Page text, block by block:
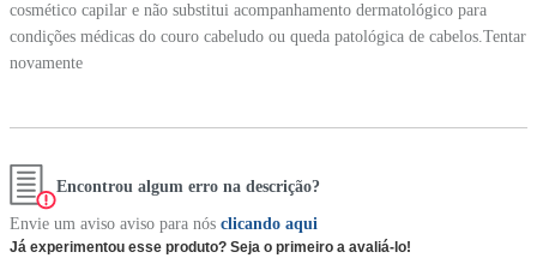
cosmético capilar e não substitui acompanhamento dermatológico para
condições médicas do couro cabeludo ou queda patológica de cabelos.Tentar
novamente
Encontrou algum erro na descrição?
Envie um aviso aviso para nós clicando aqui
Já experimentou esse produto? Seja o primeiro a avaliá-lo!